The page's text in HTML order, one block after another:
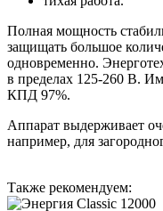
Полная мощность
защищать большое
одновременно.
в пределах 125-260 В.
КПД 97%.
Аппарат выдерживает
например, для
Также рекомендуем: